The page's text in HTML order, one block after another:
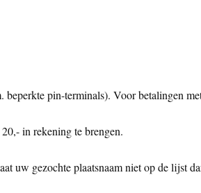
pin-terminals). Voor betalingen
in rekening te brengen.
uw gezochte plaatsnaam niet op de lijst